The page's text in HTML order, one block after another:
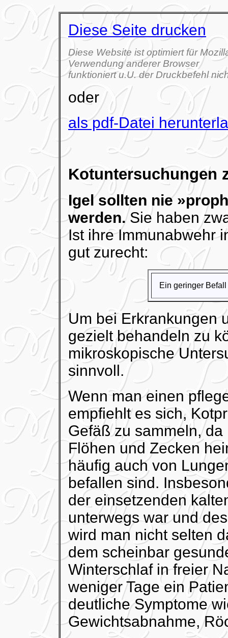
Diese Seite drucken
Diese Website ist optimiert für
Verwendung anderer Browser
funktioniert u.U. der Druckbefehl
oder
als pdf-Datei
Kotuntersuchungen
Igel sollten nie
werden.Sie haben
Ist ihre Immunabwehr
gut zurecht:
Ein geringer
Um bei Erkrankungen
gezielt behandeln zu
mikroskopische
sinnvoll.
Wenn man einen
empfiehlt es sich,
Gefäß zu sammeln,
Flöhen und Zecken
häufig auch von
befallen sind.
der einsetzenden
unterwegs war und
wird man nicht selten
dem scheinbar
Winterschlaf in freier
weniger Tage ein
deutliche Symptome
Gewichtsabnahme,